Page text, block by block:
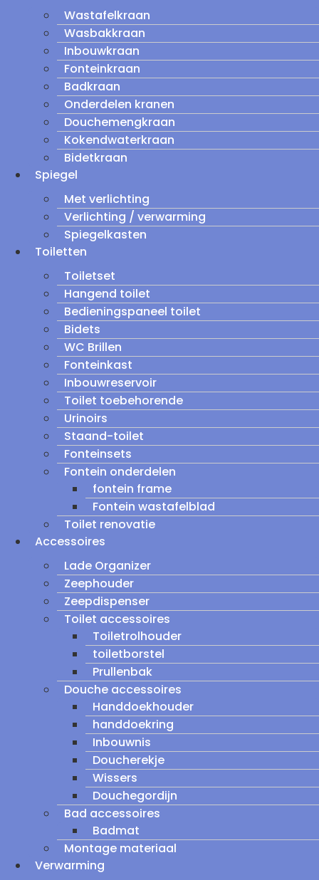
Wastafelkraan
Wasbakkraan
Inbouwkraan
Fonteinkraan
Badkraan
Onderdelen kranen
Douchemengkraan
Kokendwaterkraan
Bidetkraan
Spiegel
Met verlichting
Verlichting / verwarming
Spiegelkasten
Toiletten
Toiletset
Hangend toilet
Bedieningspaneel toilet
Bidets
WC Brillen
Fonteinkast
Inbouwreservoir
Toilet toebehorende
Urinoirs
Staand-toilet
Fonteinsets
Fontein onderdelen
fontein frame
Fontein wastafelblad
Toilet renovatie
Accessoires
Lade Organizer
Zeephouder
Zeepdispenser
Toilet accessoires
Toiletrolhouder
toiletborstel
Prullenbak
Douche accessoires
Handdoekhouder
handdoekring
Inbouwnis
Doucherekje
Wissers
Douchegordijn
Bad accessoires
Badmat
Montage materiaal
Verwarming